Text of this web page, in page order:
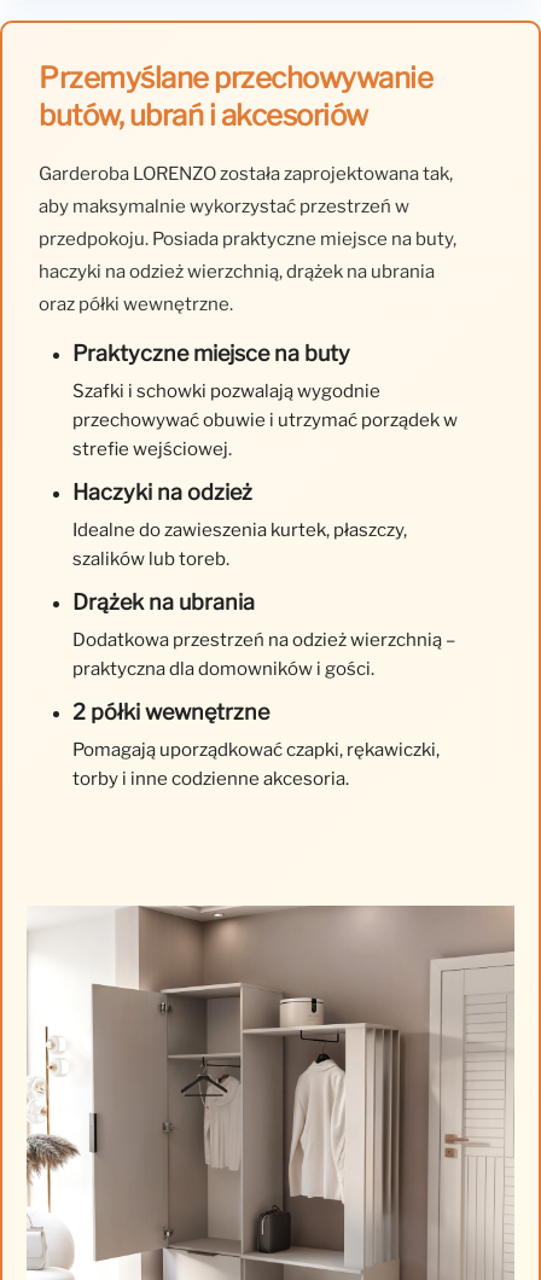
Przemyślane przechowywanie
butów, ubrań i akcesoriów
Garderoba LORENZO została zaprojektowana tak,
aby maksymalnie wykorzystać przestrzeń w
przedpokoju. Posiada praktyczne miejsce na buty,
haczyki na odzież wierzchnią, drążek na ubrania
oraz półki wewnętrzne.
Praktyczne miejsce na buty
Szafki i schowki pozwalają wygodnie
przechowywać obuwie i utrzymać porządek w
strefie wejściowej.
Haczyki na odzież
Idealne do zawieszenia kurtek, płaszczy,
szalików lub toreb.
Drążek na ubrania
Dodatkowa przestrzeń na odzież wierzchnią –
praktyczna dla domowników i gości.
2 półki wewnętrzne
Pomagają uporządkować czapki, rękawiczki,
torby i inne codzienne akcesoria.